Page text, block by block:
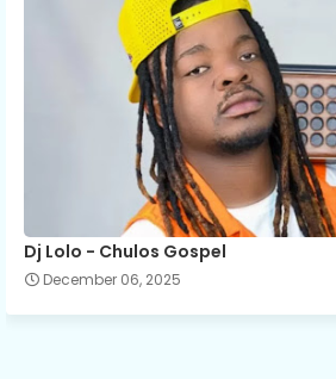
Dj Lolo - Chulos Gospel
December 06, 2025